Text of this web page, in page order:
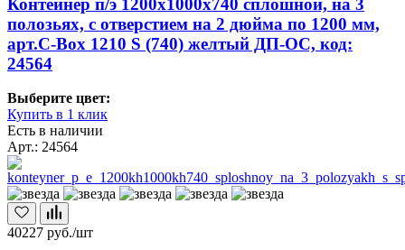
Контейнер п/э 1200х1000х740 сплошной, на 3
полозьях, с отверстием на 2 дюйма по 1200 мм,
арт.C-Box 1210 S (740) желтый ДП-ОС, код:
24564
Выберите цвет:
Купить в 1 клик
Есть в наличии
Арт.: 24564
40227 руб./шт